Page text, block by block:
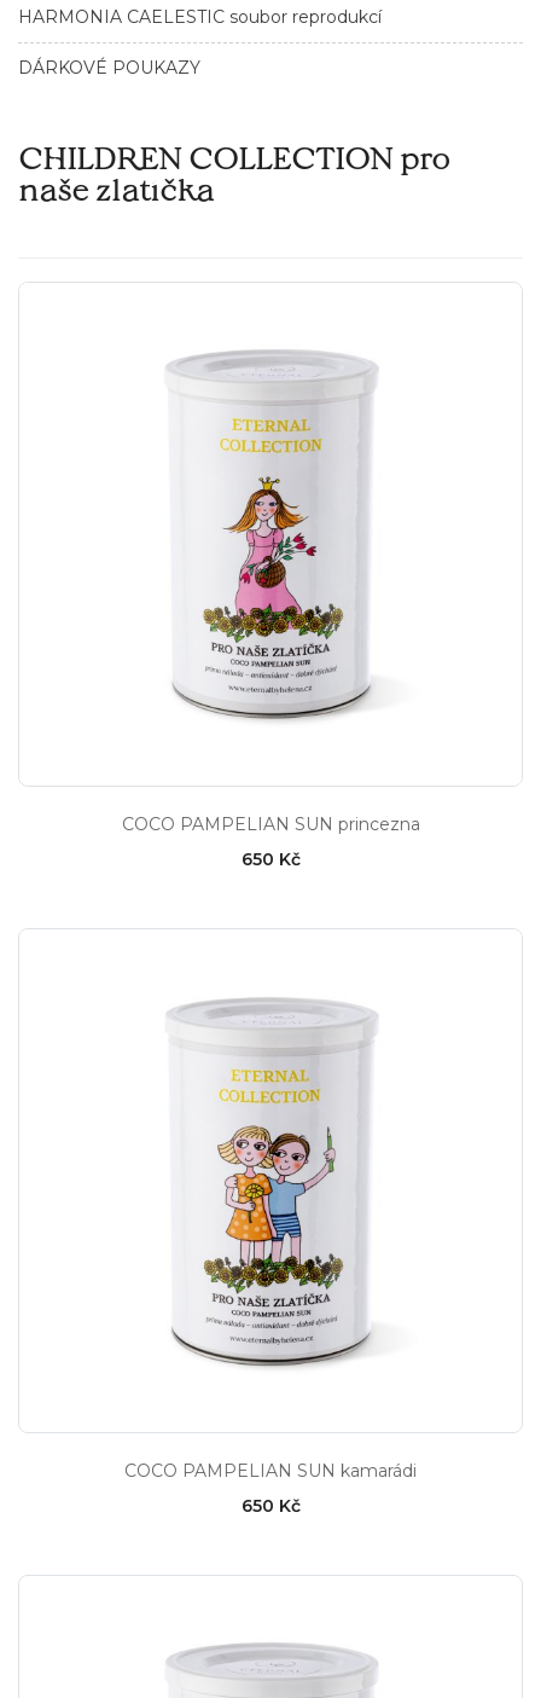
HARMONIA CAELESTIC soubor reprodukcí
DÁRKOVÉ POUKAZY
CHILDREN COLLECTION pro
naše zlatíčka
COCO PAMPELIAN SUN princezna
650 Kč
COCO PAMPELIAN SUN kamarádi
650 Kč